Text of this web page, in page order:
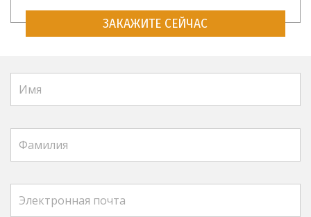
ЗАКАЖИТЕ СЕЙЧАС